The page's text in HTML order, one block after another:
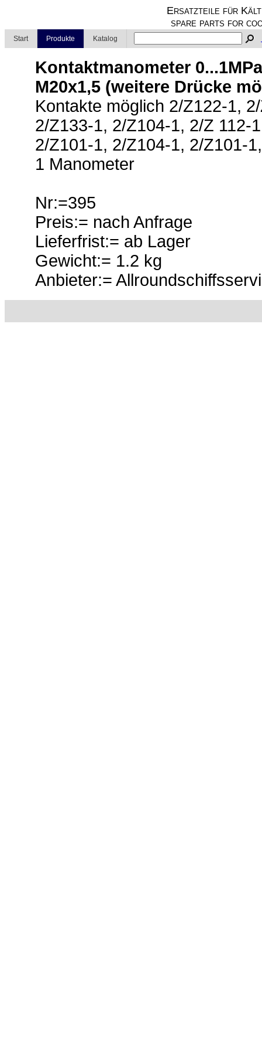
Ersatzteile für
spare parts for
Start Produkte Katalog
Kontaktmanometer
M20x1,5 (weitere Drücke
Kontakte möglich 2/Z122-1,
2/Z133-1, 2/Z104-1, 2/Z 112-
2/Z101-1, 2/Z104-1, 2/Z101-
1 Manometer
Nr:=395
Preis:= nach Anfrage
Lieferfrist:= ab Lager
Gewicht:= 1.2 kg
Anbieter:=